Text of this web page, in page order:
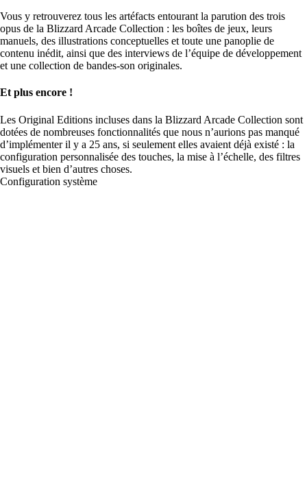
Vous y retrouverez tous les artéfacts entourant la parution des trois
opus de la Blizzard Arcade Collection : les boîtes de jeux, leurs
manuels, des illustrations conceptuelles et toute une panoplie de
contenu inédit, ainsi que des interviews de l’équipe de développement
et une collection de bandes-son originales.
Et plus encore !
Les Original Editions incluses dans la Blizzard Arcade Collection sont
dotées de nombreuses fonctionnalités que nous n’aurions pas manqué
d’implémenter il y a 25 ans, si seulement elles avaient déjà existé : la
configuration personnalisée des touches, la mise à l’échelle, des filtres
visuels et bien d’autres choses.
Configuration système